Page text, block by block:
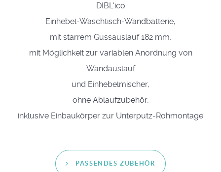
DIBL'ico
Einhebel-Waschtisch-Wandbatterie,
mit starrem Gussauslauf 182 mm,
mit Möglichkeit zur variablen Anordnung von
Wandauslauf
und Einhebelmischer,
ohne Ablaufzubehör,
inklusive Einbaukörper zur Unterputz-Rohmontage
PASSENDES ZUBEHÖR